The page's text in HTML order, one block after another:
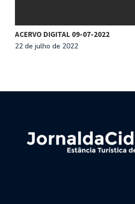
ACERVO DIGITAL 09-07-2022
22 de julho de 2022